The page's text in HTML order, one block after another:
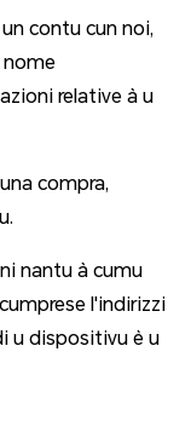
contu cun noi,
nome
relative à u
compra,
nantu à cumu
l'indirizzi
u dispositivu è u